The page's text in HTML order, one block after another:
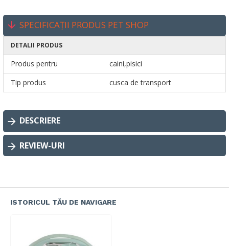
SPECIFICAȚII PRODUS PET SHOP
DETALII PRODUS
Produs pentru
caini,pisici
Tip produs
cusca de transport
DESCRIERE
REVIEW-URI
ISTORICUL TĂU DE NAVIGARE